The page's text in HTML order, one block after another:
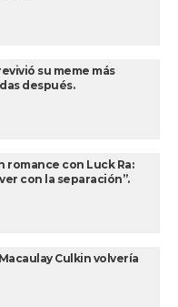
su meme más
después.
romance con Luck Ra:
con la separación”.
Culkin volvería